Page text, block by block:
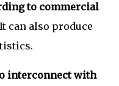
to commercial
can also produce
interconnect with